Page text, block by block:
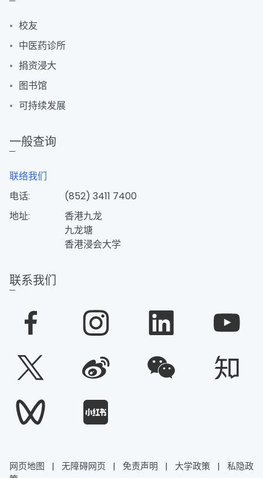
校友
中医药诊所
捐资浸大
图书馆
可持续发展
一般查询
联络我们
电话:
(852) 3411 7400
地址:
香港九龙
九龙塘
香港浸会大学
联系我们
网页地图 | 无障碍网页 | 免责声明 | 大学政策 |
私隐政